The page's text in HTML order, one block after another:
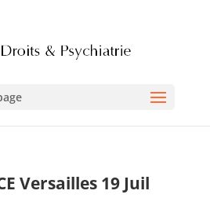
Versailles 19 Juil